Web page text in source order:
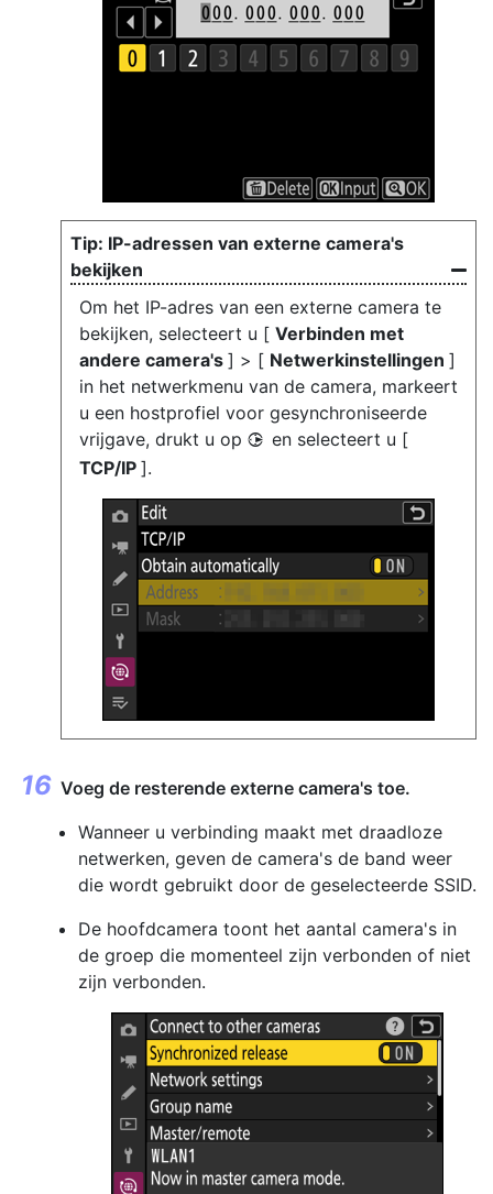
IP-adressen van externe camera's
bekijken
Om het IP-adres van een externe camera te
bekijken, selecteert u [ Verbinden met
andere camera's ] > [ Netwerkinstellingen ]
in het netwerkmenu van de camera, markeert
u een hostprofiel voor gesynchroniseerde
vrijgave, drukt u op 2 en selecteert u [
TCP/IP ].
Voeg de resterende externe camera's toe.
Wanneer u verbinding maakt met draadloze
netwerken, geven de camera's de band weer
die wordt gebruikt door de geselecteerde SSID.
De hoofdcamera toont het aantal camera's in
de groep die momenteel zijn verbonden of niet
zijn verbonden.